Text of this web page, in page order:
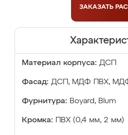
ЗАКАЗАТЬ
Материал корпуса: ДСП
Фасад: ДСП, МДФ ПВХ, МДФ
Фурнитура: Boyard, Blum
Кромка: ПВХ (0,4 мм, 2 мм)